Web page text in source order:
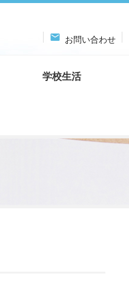
 お問い合わせ
学校生活